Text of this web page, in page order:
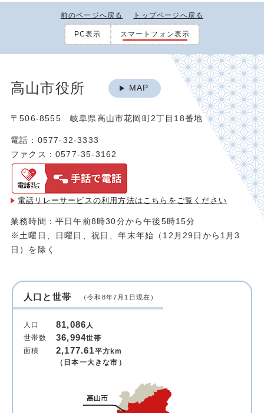
前のページへ戻る トップページへ戻る
PC表示 スマートフォン表示
高山市役所 MAP
〒506-8555 岐阜県高山市花岡町2丁目18番地
電話：0577-32-3333
ファクス：0577-35-3162
電話リレーサービスの利用方法は こちらをご覧ください
業務時間：平日午前8時30分から午後5時15分
※土曜日、日曜日、祝日、年末年始（12月29日から1月3
日）を除く
人口と世帯 （令和8年7月1日現在）
人口 81,086人
世帯数
36,994世帯
面積
2,177.61平方km
（日本一大きな市）